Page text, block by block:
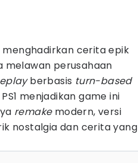
cerita epik
melawan perusahaan
berbasis turn-based
menjadikan game ini
remakemodern, versi
nostalgia dan cerita yang